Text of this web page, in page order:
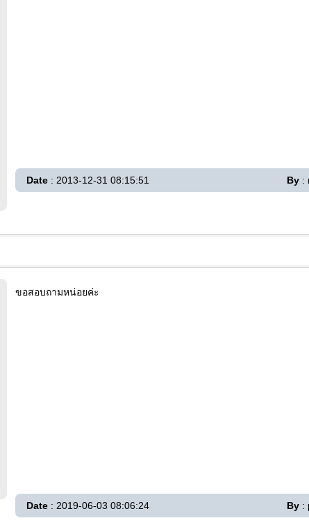
Date : 2013-12-31 08:15:51 By :
ขอสอบถามหน่อยค่ะ
Date : 2019-06-03 08:06:24 By :